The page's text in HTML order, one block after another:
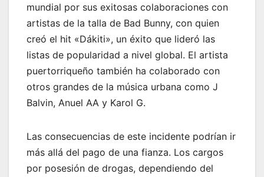
mundial por sus exitosas colaboraciones con
artistas de la talla de Bad Bunny, con quien
creó el hit «Dákiti», un éxito que lideró las
listas de popularidad a nivel global. El artista
puertorriqueño también ha colaborado con
otros grandes de la música urbana como J
Balvin, Anuel AA y Karol G.
Las consecuencias de este incidente podrían ir
más allá del pago de una fianza. Los cargos
por posesión de drogas, dependiendo del